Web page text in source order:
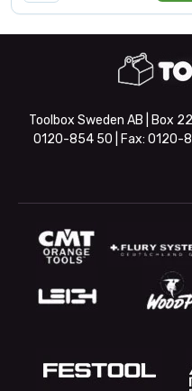
Toolbox Sweden AB | Box
0120-854 50 | Fax: 0120-